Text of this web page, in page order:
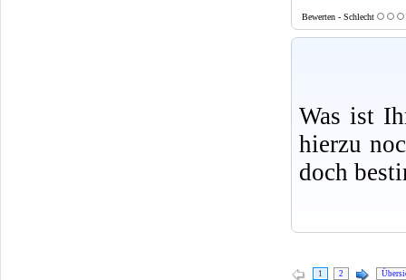
Bewerten - Schlecht
Was ist
hierzu
doch
1 2